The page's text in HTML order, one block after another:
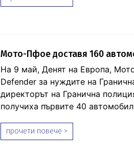
Мото-Пфое доставя 160
На 9 май, Денят на Европа,
Defender за нуждите на
директорът на Гранична
получиха първите 40
прочети повече >